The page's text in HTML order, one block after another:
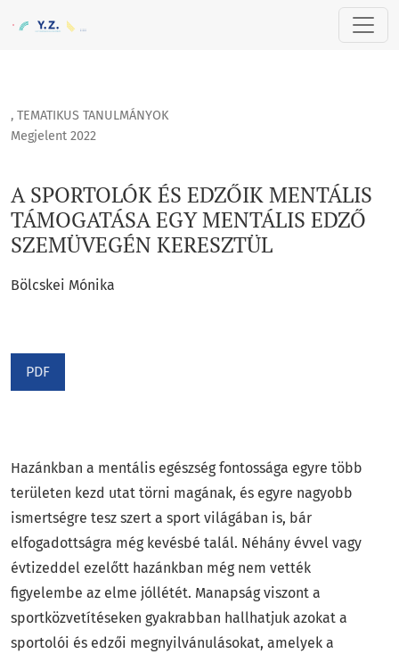
A SPORTOLÓK ÉS EDZŐIK MENTÁLIS TÁMOGATÁSA EGY
, TEMATIKUS TANULMÁNYOK
A SPORTOLÓK ÉS EDZŐIK MENTÁLIS
TÁMOGATÁSA EGY MENTÁLIS EDZŐ
SZEMÜVEGÉN KERESZTÜL
Megjelent 2022
Bölcskei Mónika
PDF
Hazánkban a mentális egészség fontossága egyre több
területen kezd utat törni magának, és egyre nagyobb
ismertségre tesz szert a sport világában is, bár
elfogadottságra még kevésbé talál. Néhány évvel vagy
évtizeddel ezelőtt hazánkban még nem vették
figyelembe az elme jóllétét. Manapság viszont a
sportközvetítéseken gyakrabban hallhatjuk azokat a
sportolói és edzői megnyilvánulásokat, amelyek a